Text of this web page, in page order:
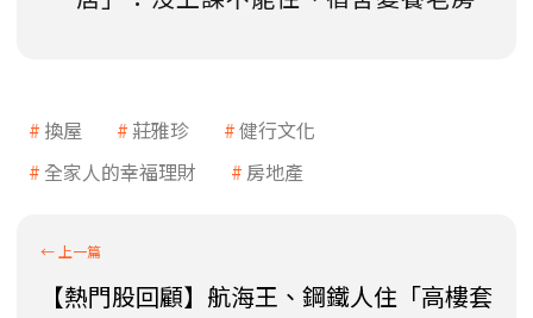
換屋 莊雅珍
健行文化
全家人的幸福理財
房地產
【熱門股回顧】航海王、鋼鐵人住「高樓套